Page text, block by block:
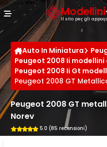
Modellini
Il sito per gli
Auto In Miniatura
Peugeot 2008 Ii
Peugeot 2008 Ii Gt
Peugeot 2008 GT
Peugeot 2008 GT
Norev
5.0 (85 recensioni)
Cookies management panel